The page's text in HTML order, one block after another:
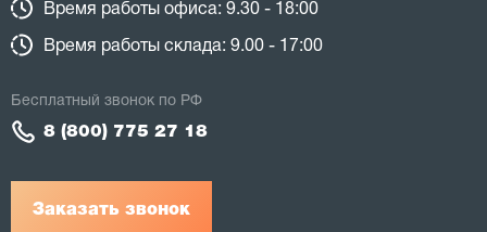
Время работы офиса: 9.30 - 18:00
Время работы склада: 9.00 - 17:00
Заказать звонок
Бесплатный звонок по РФ
8 (800) 775 27 18